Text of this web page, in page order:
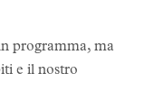
programma, ma
e il nostro